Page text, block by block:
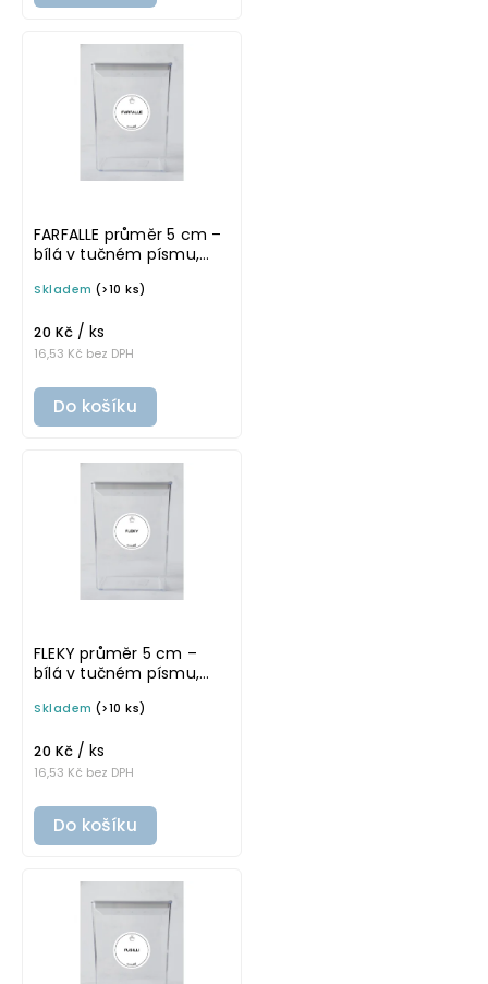
FARFALLE průměr 5 cm –
bílá v tučném písmu,
na potravinové dózy
Skladem (>10 ks)
16,53 Kč bez DPH
20 Kč / ks
Do košíku
FLEKY průměr 5 cm –
bílá v tučném písmu,
na potravinové dózy
Skladem (>10 ks)
16,53 Kč bez DPH
20 Kč / ks
Do košíku